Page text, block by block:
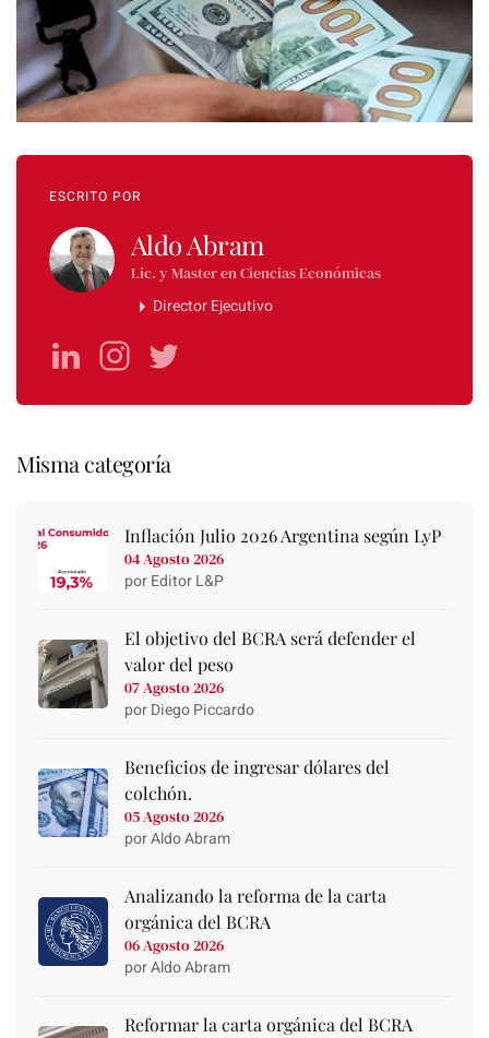
ESCRITO POR
Aldo Abram
Lic. y Master en Ciencias Económicas
Director Ejecutivo
Misma categoría
Inflación Julio 2026 Argentina según LyP
04 Agosto 2026
por Editor L&P
El objetivo del BCRA será defender el
valor del peso
07 Agosto 2026
por Diego Piccardo
Beneficios de ingresar dólares del
colchón.
05 Agosto 2026
por Aldo Abram
Analizando la reforma de la carta
orgánica del BCRA
06 Agosto 2026
por Aldo Abram
Reformar la carta orgánica del BCRA